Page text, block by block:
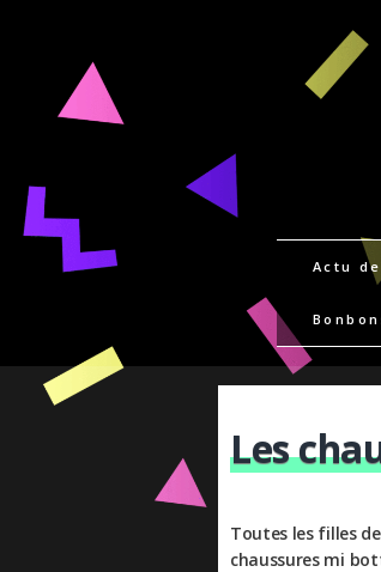
Actu
Les
Toutes les filles
chaussures mi